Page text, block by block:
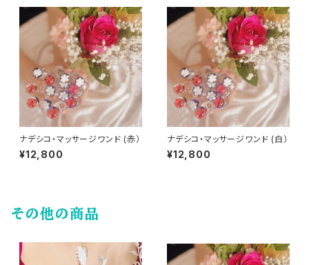
ナデシコ・マッサージワンド (赤）
¥12,800
ナデシコ・マッサージワンド (白）
¥12,800
その他の商品